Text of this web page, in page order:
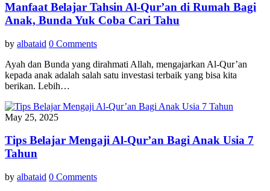
Manfaat Belajar Tahsin Al-Qur’an di Rumah Bagi
Anak, Bunda Yuk Coba Cari Tahu
by albataid 0 Comments
Ayah dan Bunda yang dirahmati Allah, mengajarkan Al-Qur’an
kepada anak adalah salah satu investasi terbaik yang bisa kita
berikan. Lebih…
May 25, 2025
Tips Belajar Mengaji Al-Qur’an Bagi Anak Usia 7
Tahun
by albataid 0 Comments